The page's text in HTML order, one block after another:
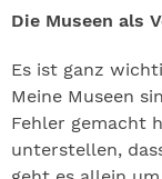
Die Museen als
Es ist ganz
Meine Museen
Fehler gemacht
unterstellen,